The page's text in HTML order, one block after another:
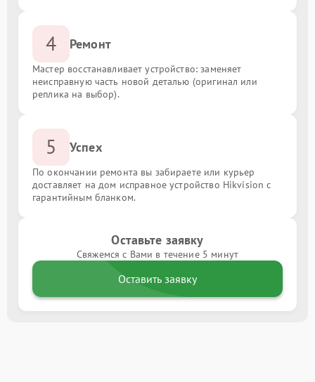
4 Ремонт
Мастер восстанавливает устройство: заменяет
неисправную часть новой деталью (оригинал или
реплика на выбор).
5 Успех
По окончании ремонта вы забираете или курьер
доставляет на дом исправное устройство Hikvision с
гарантийным бланком.
Оставьте заявку
Свяжемся с Вами в течение 5 минут
Оставить заявку